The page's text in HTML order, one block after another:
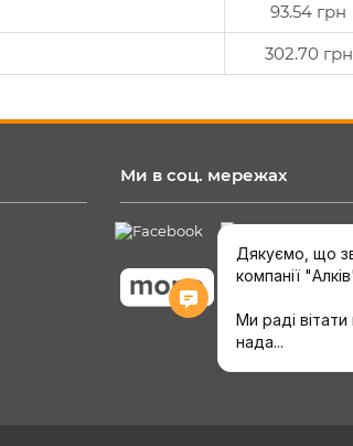
93.54 грн
302.70 грн
Ми в соц. мережах